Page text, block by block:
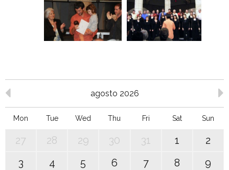
agosto 2026
Mon Tue Wed Thu Fri Sat Sun
27 28 29 30 31 1
2
3
4 5 6 7 8
9